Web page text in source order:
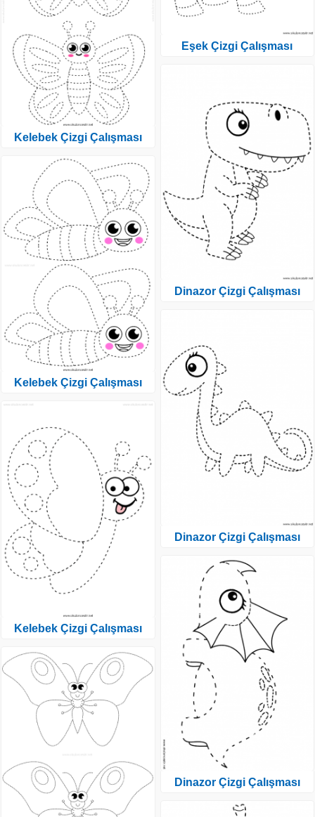
Kelebek Çizgi Çalışması
Kelebek Çizgi Çalışması
Kelebek Çizgi Çalışması
Eşek Çizgi Çalışması
Dinazor Çizgi Çalışması
Dinazor Çizgi Çalışması
Dinazor Çizgi Çalışması